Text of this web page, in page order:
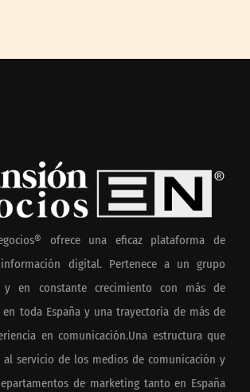
ofrece una eficaz plataforma de
digital. Pertenece a un grupo
en constante crecimiento con más de
en toda España y una trayectoria de más de
en comunicación.Una estructura que
servicio de los medios de comunicación y
de marketing tanto en España